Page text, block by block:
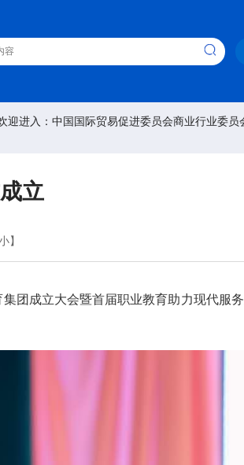
迎进入：中国国际贸易促进委员会商业行业委员
立
】
团成立大会暨首届职业教育助力现代服